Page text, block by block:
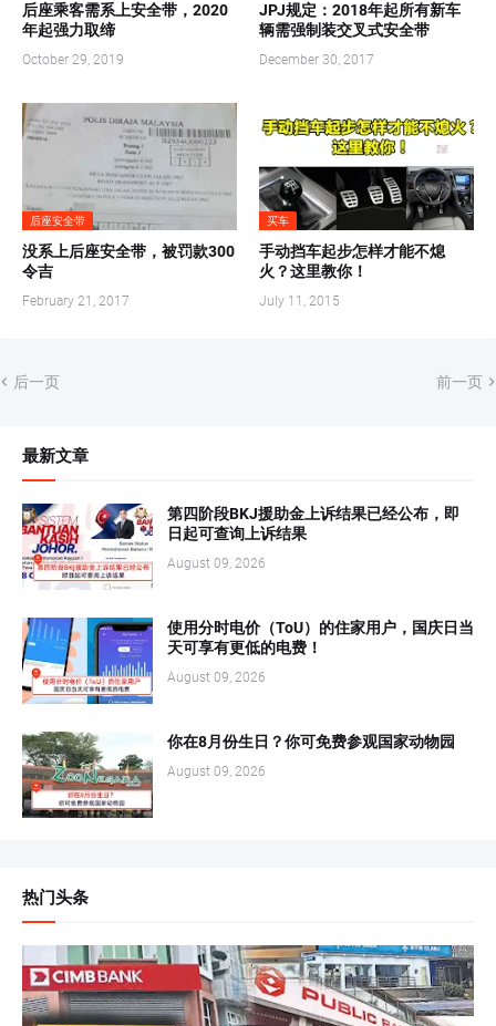
后座乘客需系上安全带，2020
年起强力取缔
October 29, 2019
JPJ规定：2018年起所有新车
辆需强制装交叉式安全带
December 30, 2017
后座安全带
没系上后座安全带，被罚款300
令吉
February 21, 2017
买车
手动挡车起步怎样才能不熄
火？这里教你！
July 11, 2015
后一页 前一页
最新文章
第四阶段BKJ援助金上诉结果已经公布，即
日起可查询上诉结果
August 09, 2026
使用分时电价（ToU）的住家用户，国庆日当
天可享有更低的电费！
August 09, 2026
你在8月份生日？你可免费参观国家动物园
August 09, 2026
热门头条